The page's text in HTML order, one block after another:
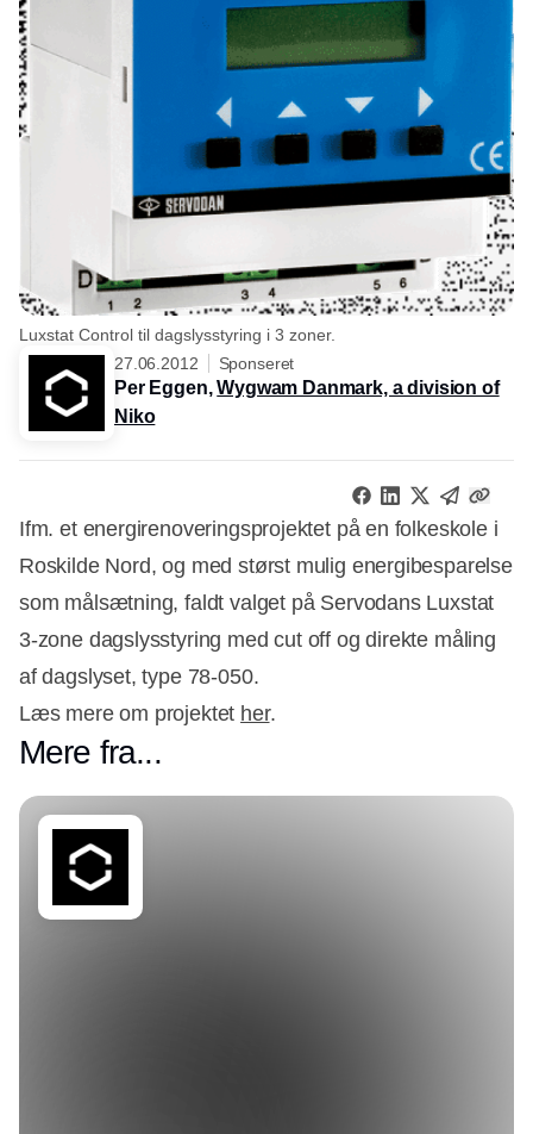
Luxstat Control til dagslysstyring i 3 zoner.
27.06.2012
Sponseret
Per Eggen,Wygwam Danmark, a division of
Niko
Ifm. et energirenoveringsprojektet på en folkeskole i
Roskilde Nord, og med størst mulig energibesparelse
som målsætning, faldt valget på Servodans Luxstat
3-zone dagslysstyring med cut off og direkte måling
af dagslyset, type 78-050.
Læs mere om projektet her.
Mere fra...